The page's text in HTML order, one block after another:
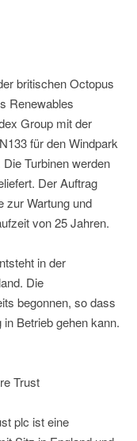
britischen Octopus
Renewables
Group mit der
für den Windpark
Turbinen werden
Der Auftrag
zur Wartung und
von 25 Jahren.
in der
Die
begonnen, so dass
Betrieb gehen kann.
Trust
plc ist eine